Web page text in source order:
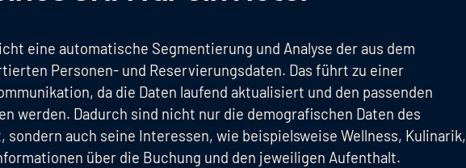
eine automatische Segmentierung und Analyse der aus dem
Personen- und Reservierungsdaten. Das führt zu einer
da die Daten laufend aktualisiert und den passenden
werden. Dadurch sind nicht nur die demografischen Daten des
sondern auch seine Interessen, wie beispielsweise Wellness, Kulinarik,
über die Buchung und den jeweiligen Aufenthalt.